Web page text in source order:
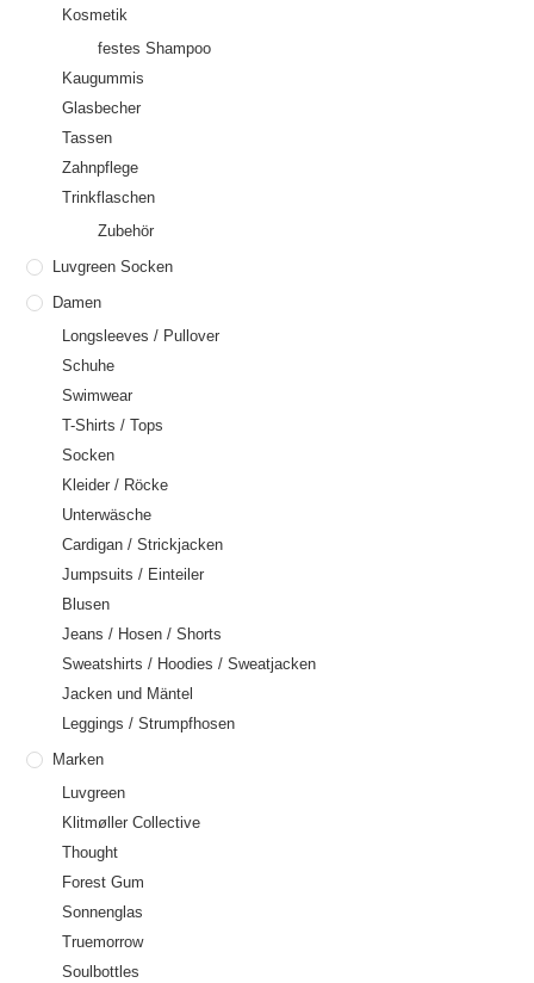
Kosmetik
festes Shampoo
Kaugummis
Glasbecher
Tassen
Zahnpflege
Trinkflaschen
Zubehör
Luvgreen Socken
Damen
Longsleeves / Pullover
Schuhe
Swimwear
T-Shirts / Tops
Socken
Kleider / Röcke
Unterwäsche
Cardigan / Strickjacken
Jumpsuits / Einteiler
Blusen
Jeans / Hosen / Shorts
Sweatshirts / Hoodies / Sweatjacken
Jacken und Mäntel
Leggings / Strumpfhosen
Marken
Luvgreen
Klitmøller Collective
Thought
Forest Gum
Sonnenglas
Truemorrow
Soulbottles